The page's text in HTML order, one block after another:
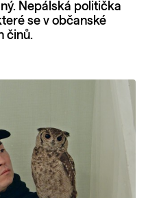
Nepálská politička
se v občanské
činů.